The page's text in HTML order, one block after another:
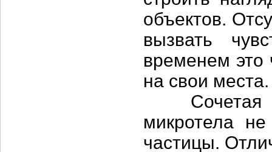
объектов.
вызвать
временем это
на свои места.
Сочетая в
микротела
частицы.